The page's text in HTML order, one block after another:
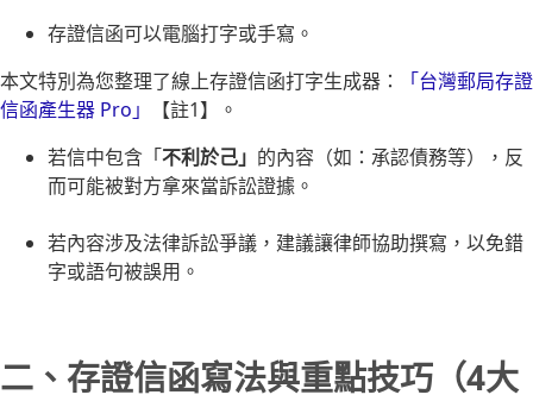
存證信函可以電腦打字或手寫。
本文特別為您整理了線上存證信函打字生成器：
「台灣郵局存證
信函產生器 Pro」
【註1】。
若信中包含「不利於己」 的內容（如：承認債務等），反
而可能被對方拿來當訴訟證據。
若內容涉及法律訴訟爭議，建議讓律師協助撰寫，以免錯
字或語句被誤用。
二、存證信函寫法與重點技巧（4大